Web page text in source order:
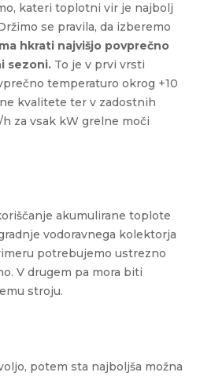
kateri toplotni vir je najbolj
se pravila, da izberemo
hkrati najvišjo povprečno
sezoni. To je v prvi vrsti
temperaturo okrog +10
kvalitete ter v zadostnih
/h za vsak kW grelne moči
akumulirane toplote
vodoravnega kolektorja
potrebujemo ustrezno
V drugem pa mora biti
stroju.
potem sta najboljša možna